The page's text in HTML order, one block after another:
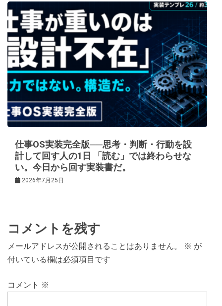
仕事OS実装完全版──思考・判断・行動を設
計して回す人の1日 「読む」では終わらせな
い。今日から回す実装書だ。
2026年7月25日
コメントを残す
メールアドレスが公開されることはありません。 ※ が
付いている欄は必須項目です
コメント ※